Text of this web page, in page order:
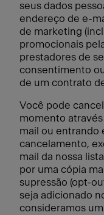
seus dados
endereço de e-
de marketing
promocionais
prestadores de
consentimento
de um contrato
Você pode
momento
mail ou entrando
cancelamento,
mail da nossa
por uma cópia
supressão (opt-
seja adicionado
consideramos